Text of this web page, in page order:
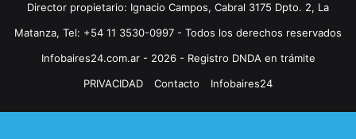
Director propietario: Ignacio Campos, Cabral 3175 Dpto. 2, La
Matanza, Tel: +54 11 3530-0997 - Todos los derechos reservados
Infobaires24.com.ar - 2026 - Registro DNDA en trámite
PRIVACIDAD
Contacto Infobaires24